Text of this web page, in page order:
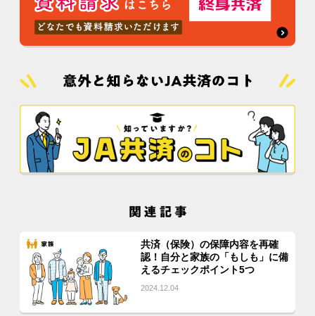
共済（保険）の保障内容を再確
認！自分と家族の「もしも」に備
えるチェックポイント5つ
2024.12.04